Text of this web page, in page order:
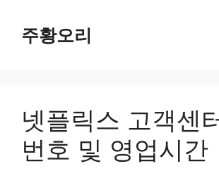
주황오리
넷플릭스 고객센
번호 및 영업시간